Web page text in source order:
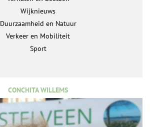
Wijknieuws
Duurzaamheid en Natuur
Verkeer en Mobiliteit
Sport
CONCHITA WILLEMS